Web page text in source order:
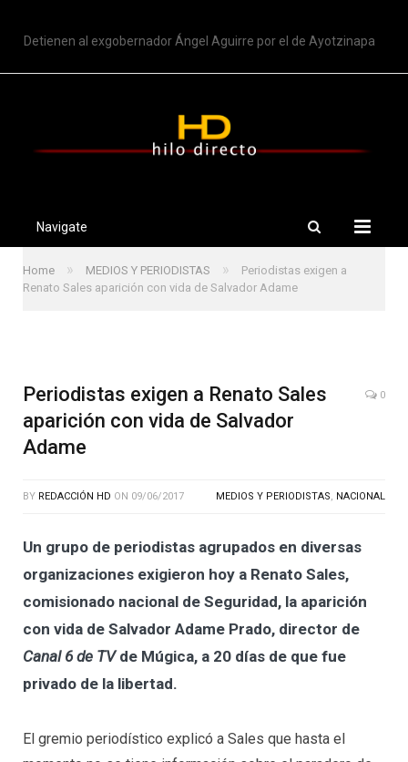
Detienen al exgobernador Ángel Aguirre por el de Ayotzinapa
Navigate
Home » MEDIOS Y PERIODISTAS »
Periodistas exigen a
Renato Sales aparición con vida de Salvador Adame
Periodistas exigen a Renato Sales
aparición con vida de Salvador
Adame
0
BY REDACCIÓN HD ON 09/06/2017 MEDIOS Y PERIODISTAS, NACIONAL
Un grupo de periodistas agrupados en diversas
organizaciones exigieron hoy a Renato Sales,
comisionado nacional de Seguridad, la aparición
con vida de Salvador Adame Prado, director de
Canal 6 de TVde Múgica, a 20 días de que fue
privado de la libertad.
El gremio periodístico explicó a Sales que hasta el